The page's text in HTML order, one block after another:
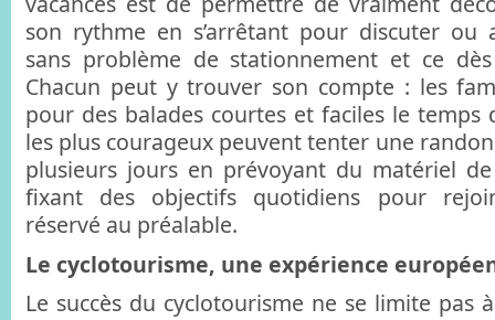
son rythme en s’arrêtant pour discuter ou
sans problème de stationnement et ce
Chacun peut y trouver son compte : les
pour des balades courtes et faciles le temps
les plus courageux peuvent tenter une
plusieurs jours en prévoyant du matériel
fixant des objectifs quotidiens pour
réservé au préalable.
Le cyclotourisme, une expérience
Le succès du cyclotourisme ne se limite pas à